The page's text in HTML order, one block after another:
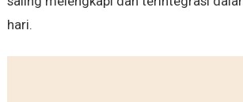
hari.